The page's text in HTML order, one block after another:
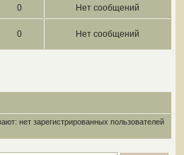
0 Нет сообщений
0 Нет сообщений
нет зарегистрированных пользователей